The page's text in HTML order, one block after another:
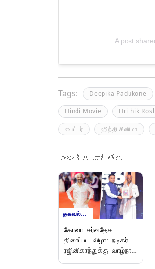
A post
Tags: Deepika Padukone
Hindi Movie Hrithik
பைட்டர் ஹிந்தி சினிமா
సంబంధిత వార్తలు
தகவல்கள்
கோவா சர்வதேச
திரைப்பட விழா: நடிகர்
ரஜினிகாந்துக்கு வாழ்நாள்